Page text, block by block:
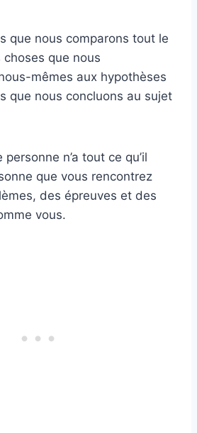
que nous comparons tout le
que nous
mêmes aux hypothèses
que nous concluons au sujet
personne n’a tout ce qu’il
que vous rencontrez
des épreuves et des
vous.